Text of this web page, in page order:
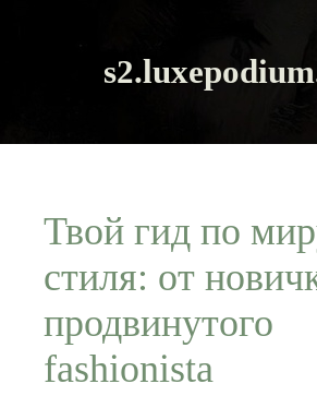
Твой гид по
стиля: от
продвинутого
fashionista